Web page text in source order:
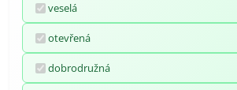
veselá
otevřená
dobrodružná